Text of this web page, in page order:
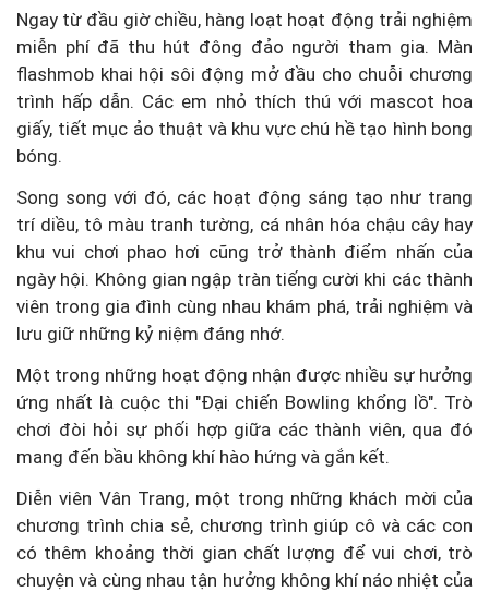
Ngay từ đầu giờ chiều, hàng loạt hoạt động trải nghiệm
miễn phí đã thu hút đông đảo người tham gia. Màn
flashmob khai hội sôi động mở đầu cho chuỗi chương
trình hấp dẫn. Các em nhỏ thích thú với mascot hoa
giấy, tiết mục ảo thuật và khu vực chú hề tạo hình bong
bóng.
Song song với đó, các hoạt động sáng tạo như trang
trí diều, tô màu tranh tường, cá nhân hóa chậu cây hay
khu vui chơi phao hơi cũng trở thành điểm nhấn của
ngày hội. Không gian ngập tràn tiếng cười khi các thành
viên trong gia đình cùng nhau khám phá, trải nghiệm và
lưu giữ những kỷ niệm đáng nhớ.
Một trong những hoạt động nhận được nhiều sự hưởng
ứng nhất là cuộc thi "Đại chiến Bowling khổng lồ". Trò
chơi đòi hỏi sự phối hợp giữa các thành viên, qua đó
mang đến bầu không khí hào hứng và gắn kết.
Diễn viên Vân Trang, một trong những khách mời của
chương trình chia sẻ, chương trình giúp cô và các con
có thêm khoảng thời gian chất lượng để vui chơi, trò
chuyện và cùng nhau tận hưởng không khí náo nhiệt của